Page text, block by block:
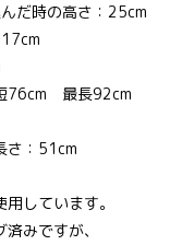
だ時の高さ：25cm
76cm 最長92cm
さ：51cm
しています。
みですが、